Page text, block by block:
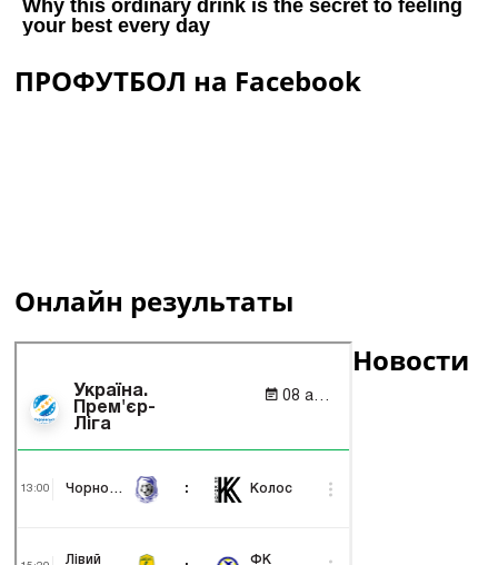
ПРОФУТБОЛ на Facebook
Онлайн результаты
Новости